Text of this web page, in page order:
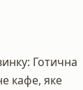
Готична
кафе, яке